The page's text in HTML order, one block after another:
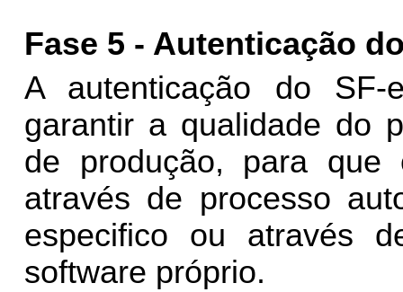
Fase 5 - Autenticação
A autenticação do
garantir a qualidade do
de produção, para que
através de processo
especifico ou através
software próprio.